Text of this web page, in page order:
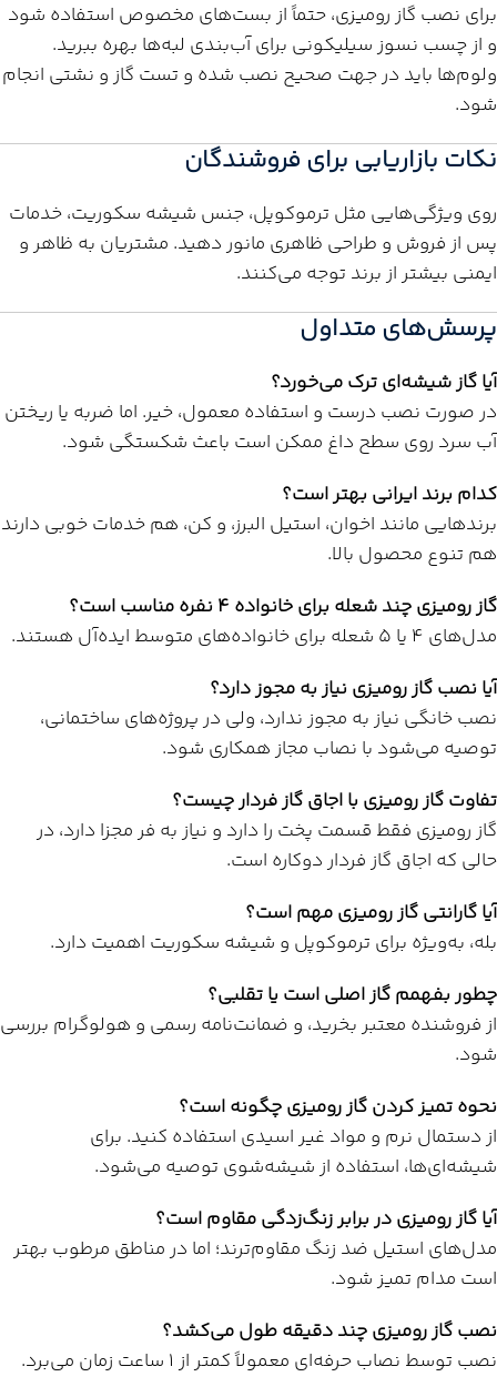
برای نصب گاز رومیزی، حتماً از بست‌های مخصوص استفاده شود
و از چسب نسوز سیلیکونی برای آب‌بندی لبه‌ها بهره ببرید.
ولوم‌ها باید در جهت صحیح نصب شده و تست گاز و نشتی انجام
شود.
نکات بازاریابی برای فروشندگان
روی ویژگی‌هایی مثل ترموکوپل، جنس شیشه سکوریت، خدمات
پس از فروش و طراحی ظاهری مانور دهید. مشتریان به ظاهر و
ایمنی بیشتر از برند توجه می‌کنند.
پرسش‌های متداول
آیا گاز شیشه‌ای ترک می‌خورد؟
در صورت نصب درست و استفاده معمول، خیر. اما ضربه یا ریختن
آب سرد روی سطح داغ ممکن است باعث شکستگی شود.
کدام برند ایرانی بهتر است؟
برندهایی مانند اخوان، استیل البرز، و کن، هم خدمات خوبی دارند
هم تنوع محصول بالا.
گاز رومیزی چند شعله برای خانواده ۴ نفره مناسب است؟
مدل‌های ۴ یا ۵ شعله برای خانواده‌های متوسط ایده‌آل هستند.
آیا نصب گاز رومیزی نیاز به مجوز دارد؟
نصب خانگی نیاز به مجوز ندارد، ولی در پروژه‌های ساختمانی،
توصیه می‌شود با نصاب مجاز همکاری شود.
تفاوت گاز رومیزی با اجاق گاز فردار چیست؟
گاز رومیزی فقط قسمت پخت را دارد و نیاز به فر مجزا دارد، در
حالی که اجاق گاز فردار دوکاره است.
آیا گارانتی گاز رومیزی مهم است؟
بله، به‌ویژه برای ترموکوپل و شیشه سکوریت اهمیت دارد.
چطور بفهمم گاز اصلی است یا تقلبی؟
از فروشنده معتبر بخرید، و ضمانت‌نامه رسمی و هولوگرام بررسی
شود.
نحوه تمیز کردن گاز رومیزی چگونه است؟
از دستمال نرم و مواد غیر اسیدی استفاده کنید. برای
شیشه‌ای‌ها، استفاده از شیشه‌شوی توصیه می‌شود.
آیا گاز رومیزی در برابر زنگ‌زدگی مقاوم است؟
مدل‌های استیل ضد زنگ مقاوم‌ترند؛ اما در مناطق مرطوب بهتر
است مدام تمیز شود.
نصب گاز رومیزی چند دقیقه طول می‌کشد؟
نصب توسط نصاب حرفه‌ای معمولاً کمتر از ۱ ساعت زمان می‌برد.